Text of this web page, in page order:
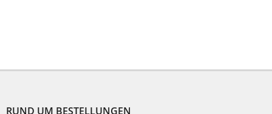
RUND UM BESTELLUNGEN